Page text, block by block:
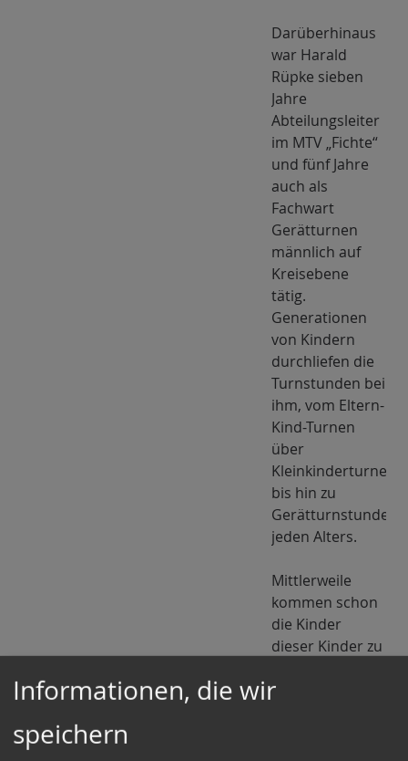
Darüberhinaus
war Harald
Rüpke sieben
Jahre
Abteilungsleiter
im MTV „Fichte“
und fünf Jahre
auch als
Fachwart
Gerätturnen
männlich auf
Kreisebene
tätig.
Generationen
von Kindern
durchliefen die
Turnstunden bei
ihm, vom Eltern-
Kind-Turnen
über
Kleinkinderturnen
bis hin zu
Gerätturnstunden
jeden Alters.
Mittlerweile
kommen schon
die Kinder
dieser Kinder zu
Turnstunden.
Informationen, die wir
speichern